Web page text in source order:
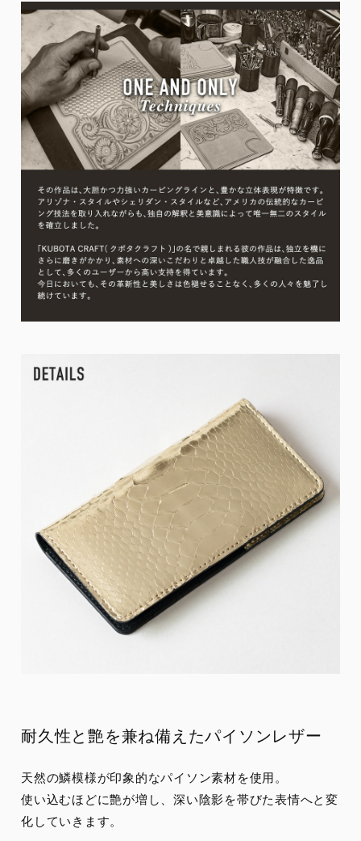
耐久性と艶を兼ね備えたパイソンレザー
天然の鱗模様が印象的なパイソン素材を使用。
使い込むほどに艶が増し、深い陰影を帯びた表情へと変
化していきます。